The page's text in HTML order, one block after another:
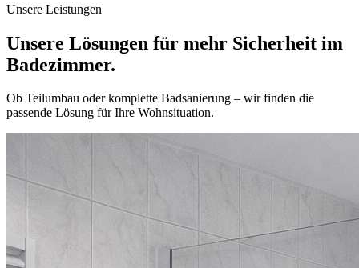
Unsere Leistungen
Unsere Lösungen für mehr Sicherheit im
Badezimmer.
Ob Teilumbau oder komplette Badsanierung – wir finden die
passende Lösung für Ihre Wohnsituation.